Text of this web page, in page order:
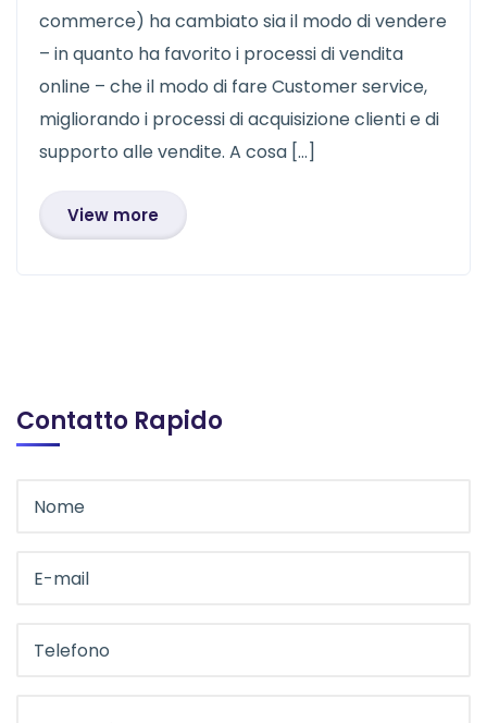
commerce) ha cambiato sia il modo di vendere
– in quanto ha favorito i processi di vendita
online – che il modo di fare Customer service,
migliorando i processi di acquisizione clienti e di
supporto alle vendite. A cosa […]
View more
Contatto Rapido